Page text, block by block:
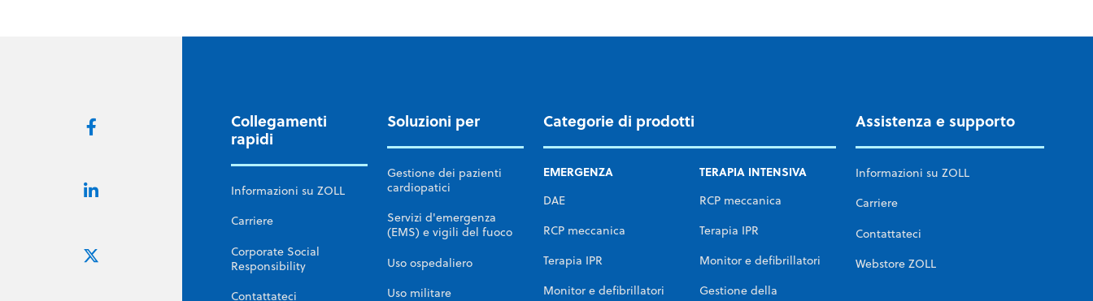
discendente anteriore sinistra (LAD STEMI)
Collegamenti
rapidi
Informazioni su ZOLL
Carriere
Corporate Social
Responsibility
Contattateci
Soluzioni per
Gestione dei pazienti
cardiopatici
Servizi d'emergenza
(EMS) e vigili del fuoco
Uso ospedaliero
Uso militare
Categorie di prodotti
EMERGENZA
DAE
RCP meccanica
Terapia IPR
Monitor e defibrillatori
TERAPIA INTENSIVA
RCP meccanica
Terapia IPR
Monitor e defibrillatori
Gestione della
Assistenza e supporto
Informazioni su ZOLL
Carriere
Contattateci
Webstore ZOLL